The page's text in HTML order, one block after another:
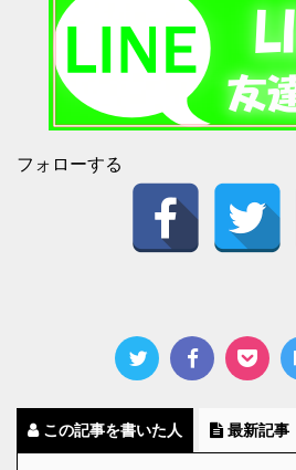
フォローする
この記事を書いた人 最新記事